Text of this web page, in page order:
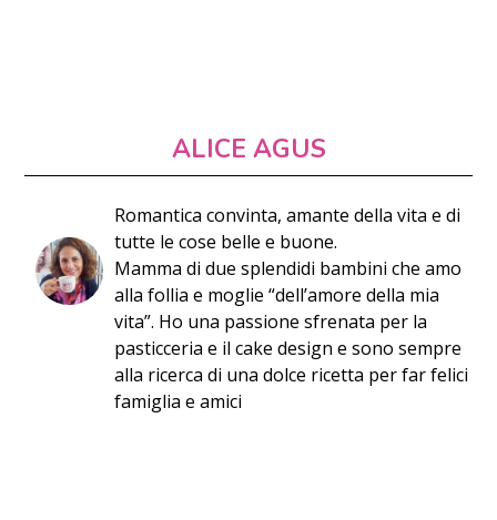
ALICE AGUS
Romantica convinta, amante della vita e di
tutte le cose belle e buone.
Mamma di due splendidi bambini che amo
alla follia e moglie “dell’amore della mia
vita”. Ho una passione sfrenata per la
pasticceria e il cake design e sono sempre
alla ricerca di una dolce ricetta per far felici
famiglia e amici